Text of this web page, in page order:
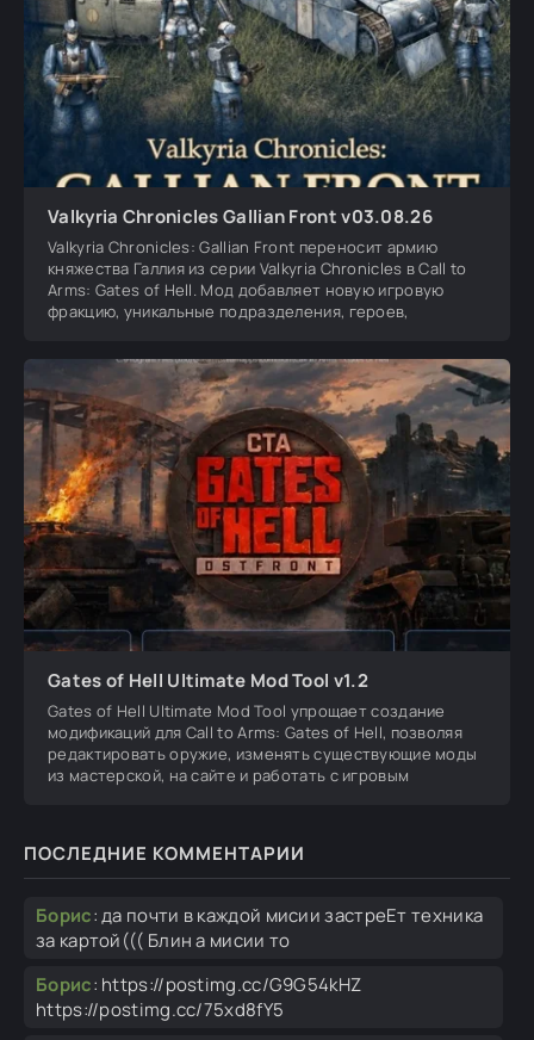
Valkyria Chronicles Gallian Front v03.08.26
Valkyria Chronicles: Gallian Front переносит армию
княжества Галлия из серии Valkyria Chronicles в Call to
Arms: Gates of Hell. Мод добавляет новую игровую
фракцию, уникальные подразделения, героев,
Gates of Hell Ultimate Mod Tool v1.2
Gates of Hell Ultimate Mod Tool упрощает создание
модификаций для Call to Arms: Gates of Hell, позволяя
редактировать оружие, изменять существующие моды
из мастерской, на сайте и работать с игровым
ПОСЛЕДНИЕ КОММЕНТАРИИ
Борис:да почти в каждой мисии застреЕт техника
за картой((( Блин а мисии то
Борис: https://postimg.cc/G9G54kHZ
https://postimg.cc/75xd8fY5